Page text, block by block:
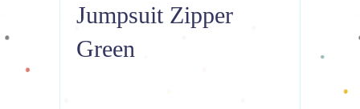
Jumpsuit Zipper
Green